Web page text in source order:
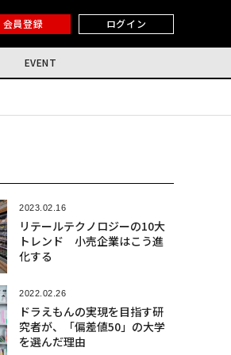
会員登録 ログイン
EVENT
2023.02.16
リテールテクノロジーの10大
トレンド 小売企業はこう進
化する
2022.02.26
ドラえもんの実現を目指す研
究者が、「偏差値50」の大学
を選んだ理由